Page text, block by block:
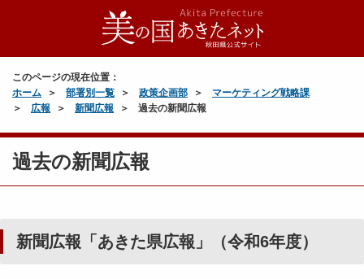
このページの現在位置：
ホーム
部署別一覧 政策企画部
マーケティング戦略課
広報
新聞広報 過去の新聞広報
過去の新聞広報
新聞広報「あきた県広報」（令和6年度）